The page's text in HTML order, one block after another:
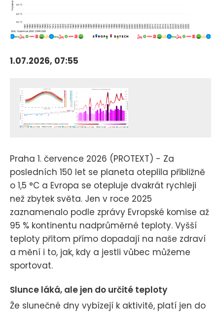
1.07.2026, 07:55
Praha 1. července 2026 (PROTEXT) - Za
posledních 150 let se planeta oteplila přibližně
o 1,5 °C a Evropa se otepluje dvakrát rychleji
než zbytek světa. Jen v roce 2025
zaznamenalo podle zprávy Evropské komise až
95 % kontinentu nadprůměrné teploty. Vyšší
teploty přitom přímo dopadají na naše zdraví
a mění i to, jak, kdy a jestli vůbec můžeme
sportovat.
Slunce láká, ale jen do určité teploty
Že slunečné dny vybízejí k aktivitě, platí jen do